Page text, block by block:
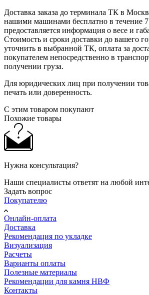
Доставка заказа до терминала ТК в
нашими машинами бесплатно в течение
предоставляется информация о весе и
Стоимость и сроки доставки до вашего
уточнить в выбранной ТК, оплата за
покупателем непосредственно в
получении груза.
Для юридических лиц при получении
печать или доверенность.
С этим товаром покупают
Похожие товары
Нужна консультация?
Наши специалисты ответят на любой
Задать вопрос
Покупателю
Онлайн-оплата
Доставка
Рекомендация по укладке
Визуализация
Расчеты
Варианты оплаты
Полезные материалы
Рекомендации для камня НВФ
Контакты